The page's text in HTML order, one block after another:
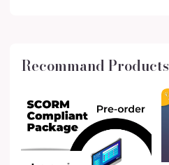
Recommand Products